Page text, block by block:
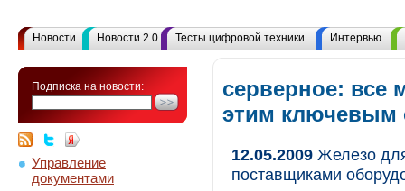
Новости Новости 2.0 Тесты цифровой техники Интервью
Подписка на новости:
Управление
документами
серверное: все
этим ключевым
12.05.2009 Железо
поставщиками